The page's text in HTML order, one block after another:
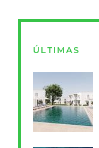
ÚLTIMAS